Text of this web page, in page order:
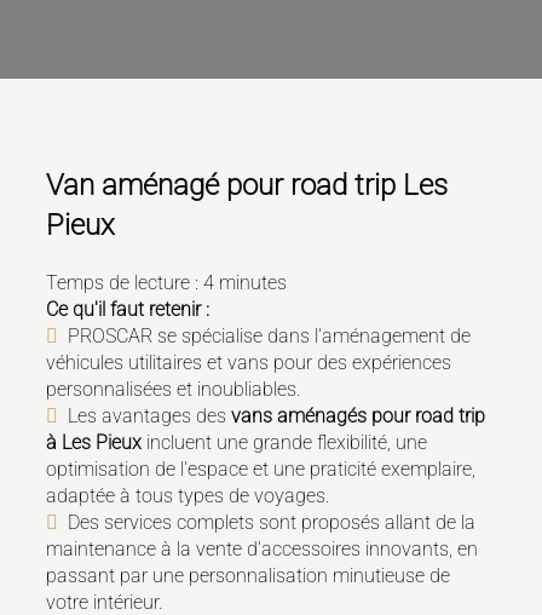
Van aménagé pour road trip Les
Pieux
Temps de lecture : 4 minutes
Ce qu'il faut retenir :
PROSCAR se spécialise dans l'aménagement de
véhicules utilitaires et vans pour des expériences
personnalisées et inoubliables.
Les avantages desvans aménagés pour road trip
à Les Pieux incluent une grande flexibilité, une
optimisation de l'espace et une praticité exemplaire,
adaptée à tous types de voyages.
Des services complets sont proposés allant de la
maintenance à la vente d'accessoires innovants, en
passant par une personnalisation minutieuse de
votre intérieur.